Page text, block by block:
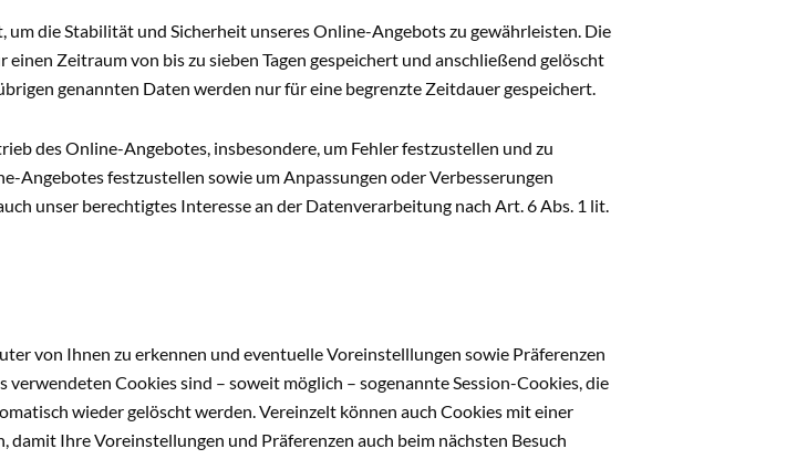
um die Stabilität und Sicherheit unseres Online-Angebots zu gewährleisten. Die
Zeitraum von bis zu sieben Tagen gespeichert und anschließend gelöscht
genannten Daten werden nur für eine begrenzte Zeitdauer gespeichert.
des Online-Angebotes, insbesondere, um Fehler festzustellen und zu
Angebotes festzustellen sowie um Anpassungen oder Verbesserungen
unser berechtigtes Interesse an der Datenverarbeitung nach Art. 6 Abs. 1 lit.
von Ihnen zu erkennen und eventuelle Voreinstelllungen sowie Präferenzen
verwendeten Cookies sind – soweit möglich – sogenannte Session-Cookies, die
wieder gelöscht werden. Vereinzelt können auch Cookies mit einer
damit Ihre Voreinstellungen und Präferenzen auch beim nächsten Besuch